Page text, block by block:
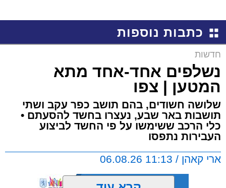
כתבות נוספות
חדשות
נשלפים אחד-אחד מתא
המטען | צפו
שלושה חשודים, בהם תושב כפר עקב ושתי
תושבות באר שבע, נעצרו בחשד להסעתם •
כלי הרכב ששימשו על פי החשד לביצוע
העבירות נתפסו
ארי קאהן / 11:13 06.08.26